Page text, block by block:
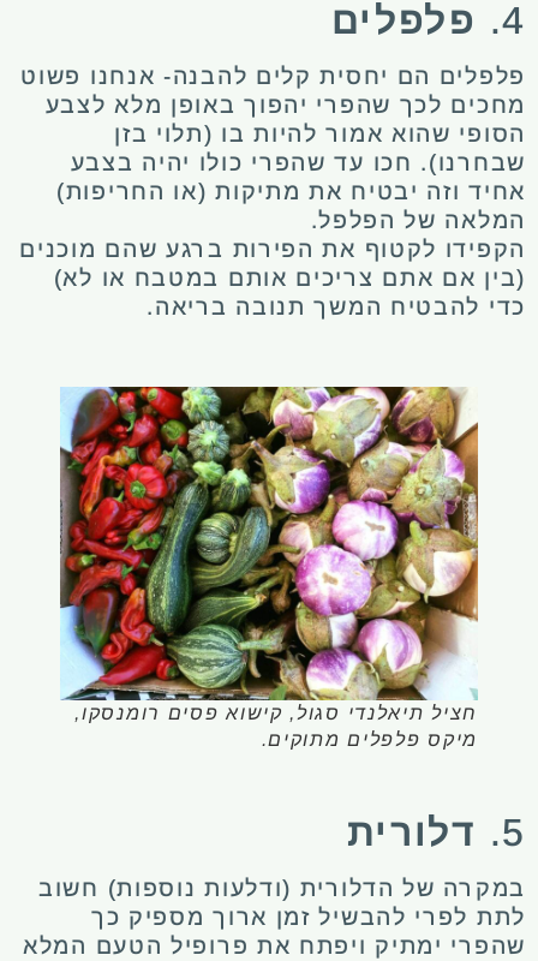
4. פלפלים
פלפלים הם יחסית קלים להבנה- אנחנו פשוט
מחכים לכך שהפרי יהפוך באופן מלא לצבע
הסופי שהוא אמור להיות בו (תלוי בזן
שבחרנו). חכו עד שהפרי כולו יהיה בצבע
אחיד וזה יבטיח את מתיקות (או החריפות)
המלאה של הפלפל.
הקפידו לקטוף את הפירות ברגע שהם מוכנים
(בין אם אתם צריכים אותם במטבח או לא)
כדי להבטיח המשך תנובה בריאה.
חציל תיאלנדי סגול, קישוא פסים רומנסקו,
מיקס פלפלים מתוקים.
5. דלורית
במקרה של הדלורית (ודלעות נוספות) חשוב
לתת לפרי להבשיל זמן ארוך מספיק כך
שהפרי ימתיק ויפתח את פרופיל הטעם המלא